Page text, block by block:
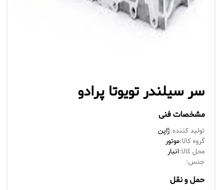
سر سیلندر تویوتا پرادو
مشخصات فنی
تولید کننده:ژاپن
گروه کالا:موتور
محل کالا:انبار
جنس:
حمل و نقل